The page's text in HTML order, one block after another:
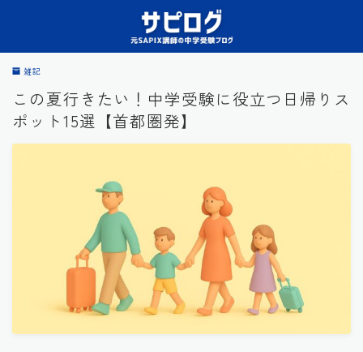
雑記
この夏行きたい！中学受験に役立つ日帰りス
ポット15選【首都圏発】